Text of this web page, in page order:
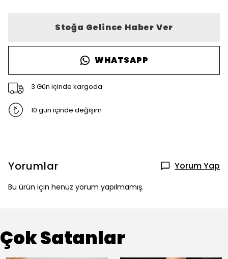
Stoğa Gelince Haber Ver
WHATSAPP
3 Gün içinde kargoda
10 gün içinde değişim
Yorumlar Yorum Yap
Bu ürün için henüz yorum yapılmamış.
Çok Satanlar